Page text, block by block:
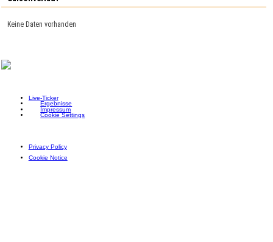
Keine Daten vorhanden
Live-Ticker
Ergebnisse
Impressum
Cookie Settings
Privacy Policy
Cookie Notice